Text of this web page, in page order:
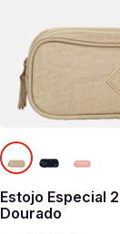
Estojo Especial
Dourado